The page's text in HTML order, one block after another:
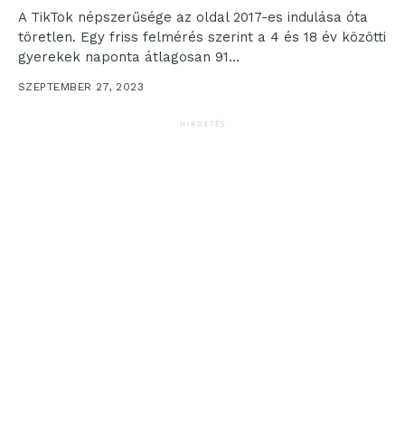
A TikTok népszerűsége az oldal 2017-es indulása óta
töretlen. Egy friss felmérés szerint a 4 és 18 év közötti
gyerekek naponta átlagosan 91...
SZEPTEMBER 27, 2023
HIRDETÉS